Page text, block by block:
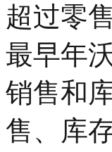
超过零
最早年
销售和
售、库